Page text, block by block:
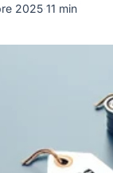
2025·11 min